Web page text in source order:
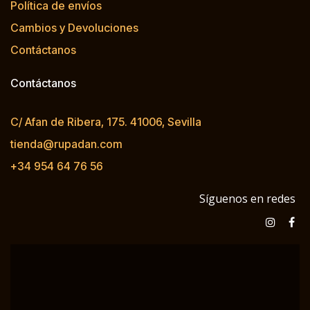
Política de envíos
Cambios y Devoluciones
Contáctanos
Contáctanos
C/ Afan de Ribera, 175. 41006, Sevilla
tienda@rupadan.com
+34 954 64 76 56
Síguenos en redes